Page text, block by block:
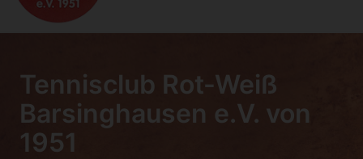
Tennisclub Rot-Weiß
Barsinghausen e.V. von
1951